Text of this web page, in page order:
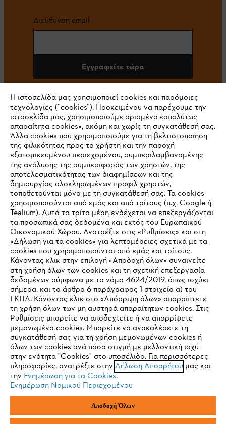
Διεύθυνση email
Εγγραφείτε τώρα
#STIHL
Εταιρεία
STIHL Συχνές ερωτήσεις
Service
Πολιτική απορρήτου Νομικό κείμενο Cookies
Νομικές πληροφορίες
145 64 Κηφισιά, Αθήνα
IHR BROWSER WIRD NICHT
UNTERSTÜTZT
Sie nutzen einen Browser, den wir noch nicht unterstützen. Für
eine optimale Nutzung unserer Seite empfehlen wir Ihnen, zu
einem der folgenden Browser zu wechseln:
Firefox Chrome
Η ιστοσελίδα μας χρησιμοποιεί cookies και παρόμοιες
τεχνολογίες (“cookies”). Προκειμένου να παρέχουμε την
ιστοσελίδα μας, χρησιμοποιούμε ορισμένα «απολύτως
απαραίτητα cookies», ακόμη και χωρίς τη συγκατάθεσή σας.
Άλλα cookies που χρησιμοποιούμε για τη βελτιστοποίηση
της φιλικότητας προς το χρήστη και την παροχή
εξατομικευμένου περιεχομένου, συμπεριλαμβανομένης
της ανάλυσης της συμπεριφοράς των χρηστών, της
αποτελεσματικότητας των διαφημίσεων και της
δημιουργίας ολοκληρωμένων προφίλ χρηστών,
τοποθετούνται μόνο με τη συγκατάθεσή σας. Τα cookies
χρησιμοποιούνται από εμάς και από τρίτους (π.χ. Google ή
Tealium). Αυτά τα τρίτα μέρη ενδέχεται να επεξεργάζονται
τα προσωπικά σας δεδομένα και εκτός του Ευρωπαϊκού
Οικονομικού Χώρου. Ανατρέξτε στις «Ρυθμίσεις» και στη
«Δήλωση για τα cookies» για λεπτομέρειες σχετικά με τα
cookies που χρησιμοποιούνται από εμάς και τρίτους.
Κάνοντας κλικ στην επιλογή «Αποδοχή όλων» συναινείτε
στη χρήση όλων των cookies και τη σχετική επεξεργασία
δεδομένων σύμφωνα με το νόμο 4624/2019, όπως ισχύει
σήμερα, και το άρθρο 6 παράγραφος 1 στοιχείο α) του
ΓΚΠΔ. Κάνοντας κλικ στο «Απόρριψη όλων» απορρίπτετε
τη χρήση όλων των μη αυστηρά απαραίτητων cookies. Στις
Ρυθμίσεις μπορείτε να αποδεχτείτε ή να απορρίψετε
μεμονωμένα cookies. Μπορείτε να ανακαλέσετε τη
συγκατάθεσή σας για τη χρήση μεμονωμένων cookies ή
όλων των cookies ανά πάσα στιγμή με μελλοντική ισχύ
στην ενότητα "Cookies" στο υποσέλιδο. Για περισσότερες
πληροφορίες, ανατρέξτε στην Δήλωση Απορρήτου μας και
την Ενημέρωση για τα Cookies.
Ενημέρωση Νομικού Περιεχομένου
Αποδοχή Όλων